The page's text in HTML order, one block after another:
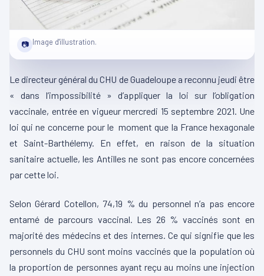
📷 Image d'illustration.
Le directeur général du CHU de Guadeloupe a reconnu jeudi être
« dans l’impossibilité » d’appliquer la loi sur l’obligation
vaccinale, entrée en vigueur mercredi 15 septembre 2021. Une
loi qui ne concerne pour le moment que la France hexagonale
et Saint-Barthélemy. En effet, en raison de la situation
sanitaire actuelle, les Antilles ne sont pas encore concernées
par cette loi.
Selon Gérard Cotellon, 74,19 % du personnel n’a pas encore
entamé de parcours vaccinal. Les 26 % vaccinés sont en
majorité des médecins et des internes. Ce qui signifie que les
personnels du CHU sont moins vaccinés que la population où
la proportion de personnes ayant reçu au moins une injection